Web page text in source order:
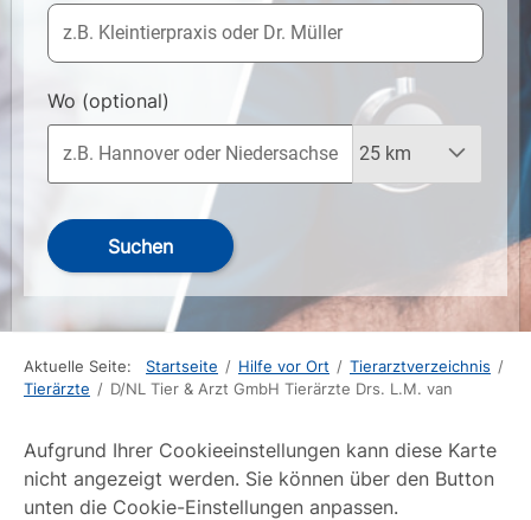
Wo (optional)
Suchen
Aktuelle Seite: Startseite / Hilfe vor Ort / Tierarztverzeichnis /
Tierärzte / D/NL Tier & Arzt GmbH Tierärzte Drs. L.M. van
Aufgrund Ihrer Cookieeinstellungen kann diese Karte
nicht angezeigt werden. Sie können über den Button
unten die Cookie-Einstellungen anpassen.